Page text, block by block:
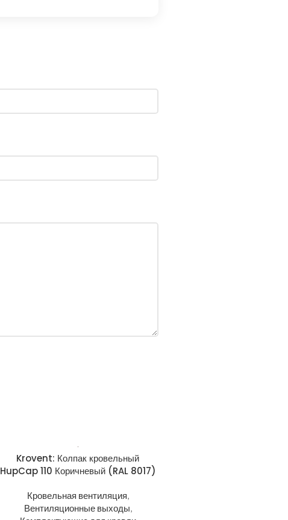
Krovent: Колпак кровельный
HupCap 110 Коричневый (RAL 8017)
Кровельная вентиляция,
Вентиляционные выходы,